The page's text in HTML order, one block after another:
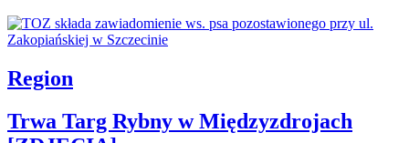
Region
Trwa Targ Rybny w Międzyzdrojach